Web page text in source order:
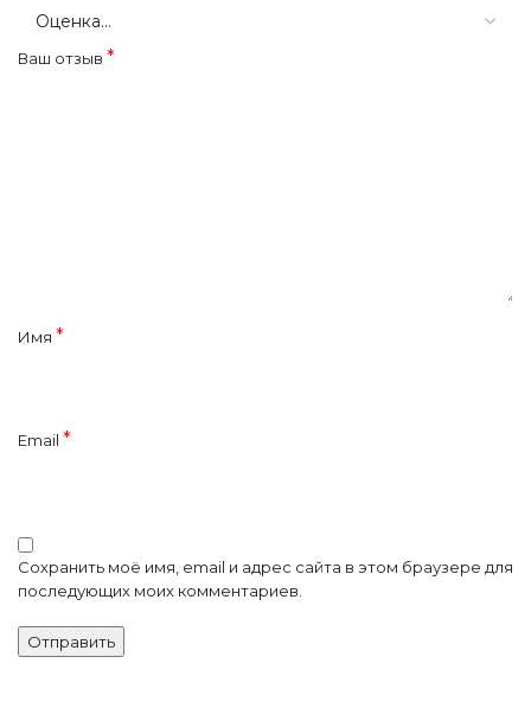
Ваш отзыв *
Имя *
Email *
Сохранить моё имя, email и адрес сайта в этом браузере для
последующих моих комментариев.